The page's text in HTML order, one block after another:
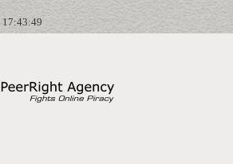
17:43:50